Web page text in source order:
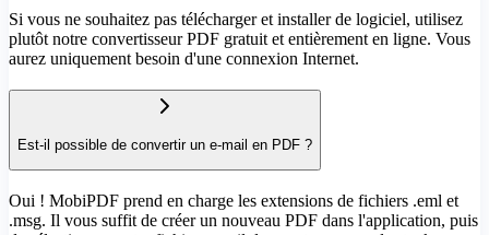
Si vous ne souhaitez pas télécharger et installer de logiciel, utilisez
plutôt notre convertisseur PDF gratuit et entièrement en ligne. Vous
aurez uniquement besoin d'une connexion Internet.
Est-il possible de convertir un e-mail en PDF ?
Oui ! MobiPDF prend en charge les extensions de fichiers .eml et
.msg. Il vous suffit de créer un nouveau PDF dans l'application, puis